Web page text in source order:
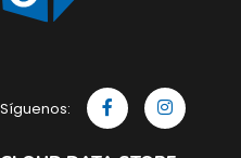
Síguenos: